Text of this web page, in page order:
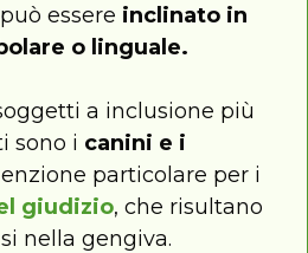
essere inclinato in
o linguale.
a inclusione più
sono i canini e i
particolare per i
giudizio, che risultano
nella gengiva.